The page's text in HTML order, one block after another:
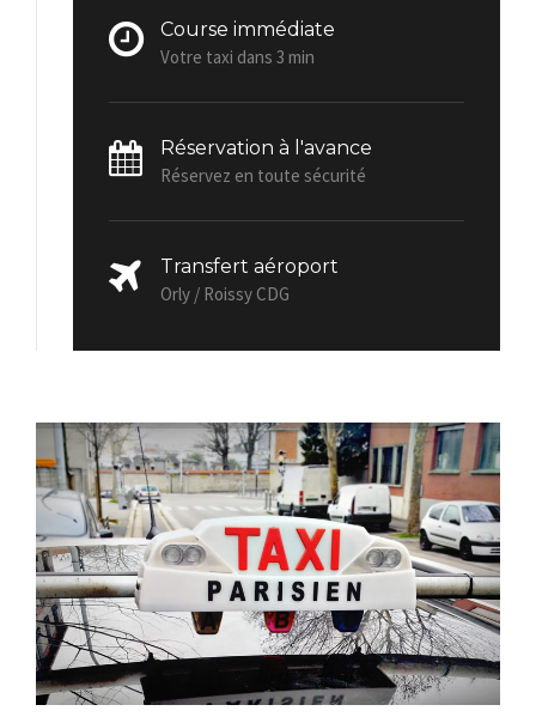
Course immédiate
Votre taxi dans 3 min
Réservation à l'avance
Réservez en toute sécurité
Transfert aéroport
Orly / Roissy CDG